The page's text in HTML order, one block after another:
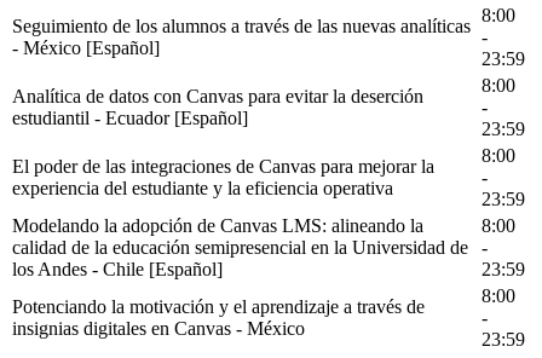
Seguimiento de los alumnos a través de las nuevas analíticas
- México [Español]
8:00
-
23:59
Analítica de datos con Canvas para evitar la deserción
estudiantil - Ecuador [Español]
8:00
-
23:59
El poder de las integraciones de Canvas para mejorar la
experiencia del estudiante y la eficiencia operativa
8:00
-
23:59
Modelando la adopción de Canvas LMS: alineando la
calidad de la educación semipresencial en la Universidad de
los Andes - Chile [Español]
8:00
-
23:59
Potenciando la motivación y el aprendizaje a través de
insignias digitales en Canvas - México
8:00
-
23:59